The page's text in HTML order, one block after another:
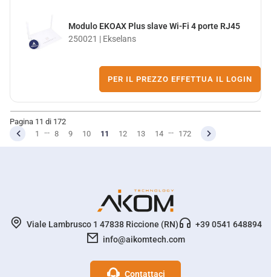
Modulo EKOAX Plus slave Wi-Fi 4 porte RJ45
250021 | Ekselans
PER IL PREZZO EFFETTUA IL LOGIN
Pagina 11 di 172
1
... 8 9 10 11 12 13 14 ... 172
Viale Lambrusco 1 47838 Riccione (RN)
+39 0541 648894
info@aikomtech.com
Contattaci